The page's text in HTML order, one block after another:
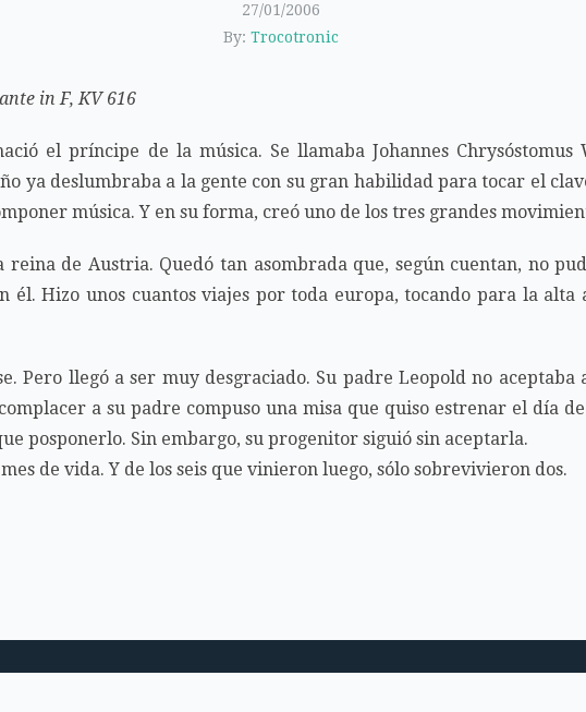
27/01/2006
By: Trocotronic
in F, KV 616
el príncipe de la música. Se llamaba Johannes Chrysóstomus
ya deslumbraba a la gente con su gran habilidad para tocar el
música. Y en su forma, creó uno de los tres grandes
reina de Austria. Quedó tan asombrada que, según cuentan, no
él. Hizo unos cuantos viajes por toda europa, tocando para la alta
Pero llegó a ser muy desgraciado. Su padre Leopold no aceptaba
a su padre compuso una misa que quiso estrenar el día de
posponerlo. Sin embargo, su progenitor siguió sin aceptarla.
de vida. Y de los seis que vinieron luego, sólo sobrevivieron dos.